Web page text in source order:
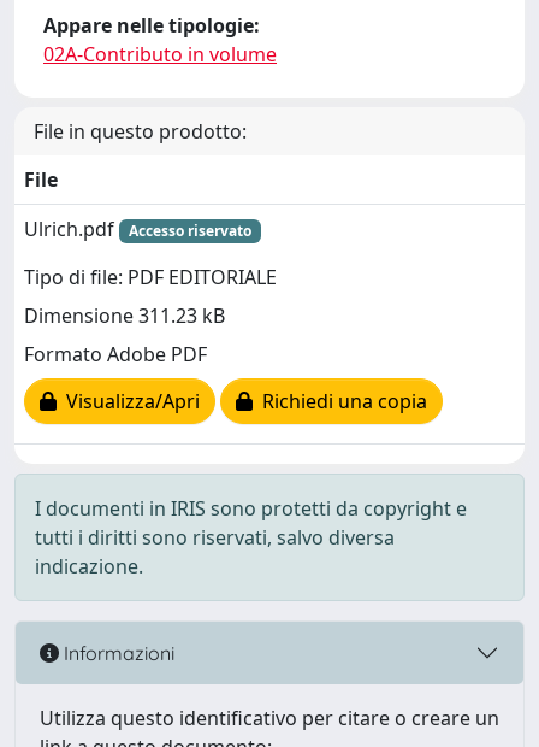
Appare nelle tipologie:
02A-Contributo in volume
File in questo prodotto:
File
Ulrich.pdf
Accesso riservato
Tipo di file: PDF EDITORIALE
Dimensione 311.23 kB
Formato Adobe PDF
Visualizza/Apri
Richiedi una copia
I documenti in IRIS sono protetti da copyright e
tutti i diritti sono riservati, salvo diversa
indicazione.
Informazioni
Utilizza questo identificativo per citare o creare un